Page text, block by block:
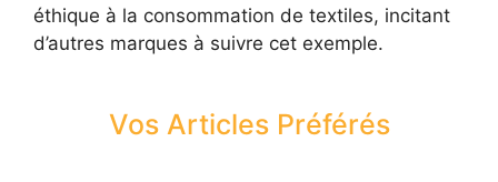
éthique à la consommation de textiles, incitant
d’autres marques à suivre cet exemple.
Vos Articles Préférés